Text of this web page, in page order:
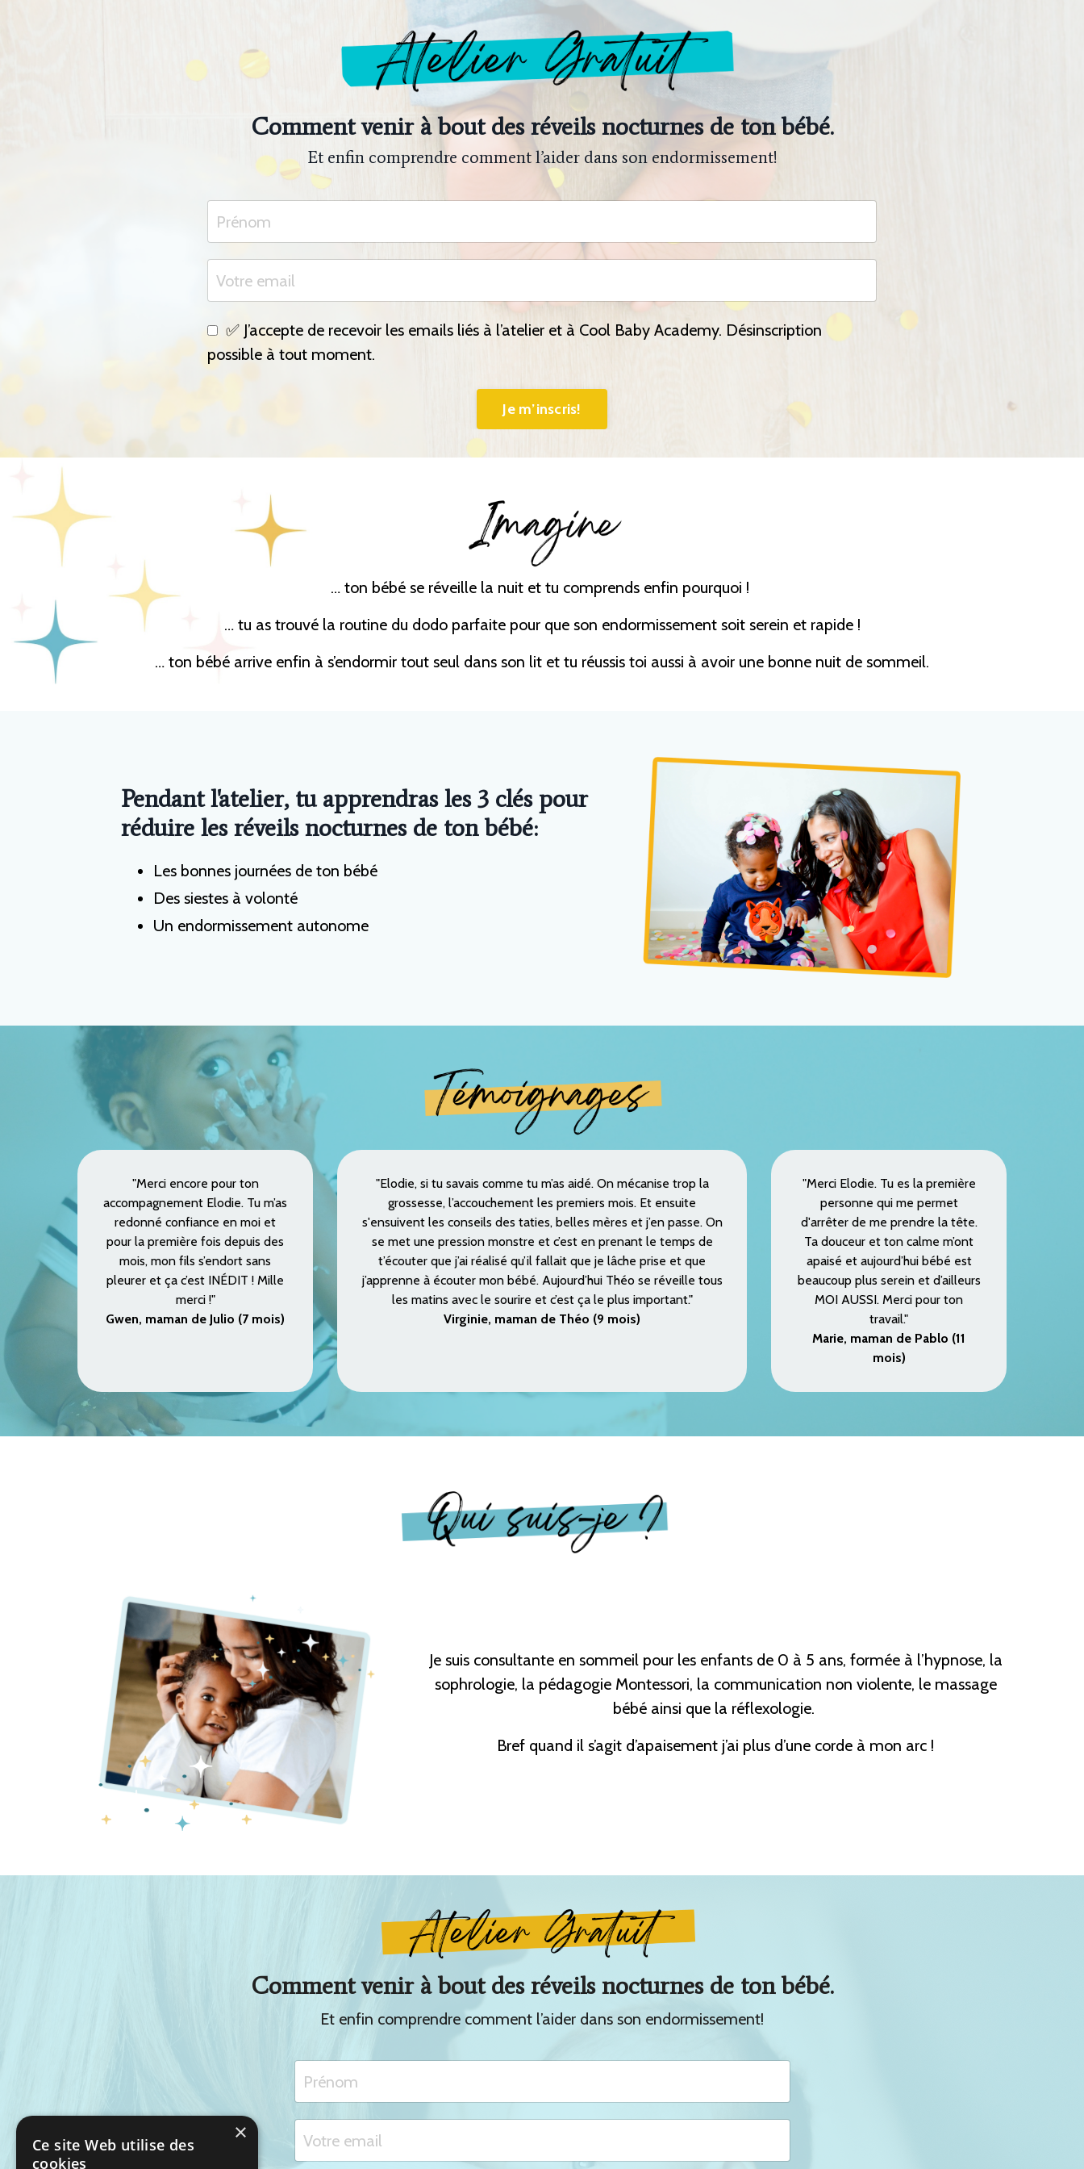
Comment venir à bout des réveils nocturnes de ton bébé.
Et enfin comprendre comment l’aider dans son endormissement!
✅ J’accepte de recevoir les emails liés à l’atelier et à Cool Baby Academy. Désinscription
possible à tout moment.
Je m’inscris!
… ton bébé se réveille la nuit et tu comprends enfin pourquoi !
… tu as trouvé la routine du dodo parfaite pour que son endormissement soit serein et rapide !
… ton bébé arrive enfin à s’endormir tout seul dans son lit et tu réussis toi aussi à avoir une bonne nuit de sommeil.
Pendant l'atelier, tu apprendras les 3 clés pour
réduire les réveils nocturnes de ton bébé:
Les bonnes journées de ton bébé
Des siestes à volonté
Un endormissement autonome
"Merci encore pour ton
accompagnement Elodie. Tu m’as
redonné confiance en moi et
pour la première fois depuis des
mois, mon fils s’endort sans
pleurer et ça c’est INÉDIT ! Mille
merci !"
Gwen, maman de Julio (7 mois)
"Elodie, si tu savais comme tu m’as aidé. On mécanise trop la
grossesse, l’accouchement les premiers mois. Et ensuite
s'ensuivent les conseils des taties, belles mères et j’en passe. On
se met une pression monstre et c’est en prenant le temps de
t’écouter que j’ai réalisé qu’il fallait que je lâche prise et que
j’apprenne à écouter mon bébé. Aujourd’hui Théo se réveille tous
les matins avec le sourire et c’est ça le plus important."
Virginie, maman de Théo (9 mois)
"Merci Elodie. Tu es la première
personne qui me permet
d'arrêter de me prendre la tête.
Ta douceur et ton calme m’ont
apaisé et aujourd’hui bébé est
beaucoup plus serein et d’ailleurs
MOI AUSSI. Merci pour ton
travail."
Marie, maman de Pablo (11
mois)
Je suis consultante en sommeil pour les enfants de 0 à 5 ans, formée à l’hypnose, la
sophrologie, la pédagogie Montessori, la communication non violente, le massage
bébé ainsi que la réflexologie.
Bref quand il s’agit d’apaisement j’ai plus d’une corde à mon arc !
Comment venir à bout des réveils nocturnes de ton bébé.
Et enfin comprendre comment l’aider dans son endormissement!
×
Ce site Web utilise des
cookies